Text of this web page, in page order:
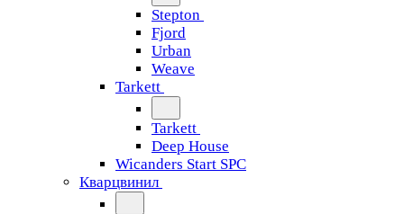
Stepton
Fjord
Urban
Weave
Tarkett
Tarkett
Deep House
Wicanders Start SPC
Кварцвинил